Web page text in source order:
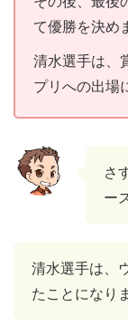
て優勝を決め
清水選手は、
プリへの出場
さ
ー
清水選手は、
たことになり